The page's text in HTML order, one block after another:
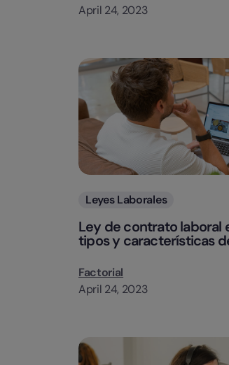
April 24, 2023
Categorias
Leyes Laborales
Ley de contrato laboral
tipos y características
Factorial
April 24, 2023